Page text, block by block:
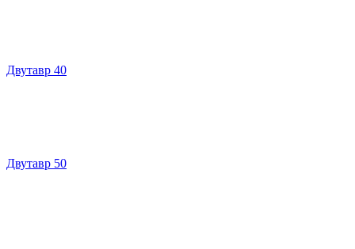
Двутавр 40
Двутавр 50